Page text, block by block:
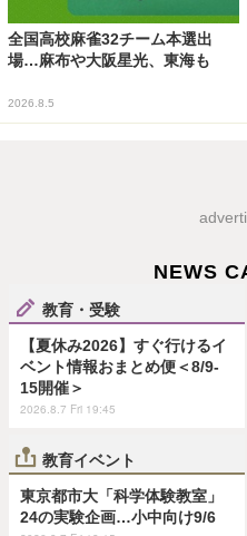
全国高校麻雀32チーム本選出
場…麻布や大阪星光、東海も
2026.8.5
NEWS
教育・受験
【夏休み2026】すぐ行けるイ
ベント情報おまとめ便＜8/9-
15開催＞
2026.8.7 Fri 19:45
教育イベント
東京都市大「科学体験教室」
24の実験企画…小中向け9/6